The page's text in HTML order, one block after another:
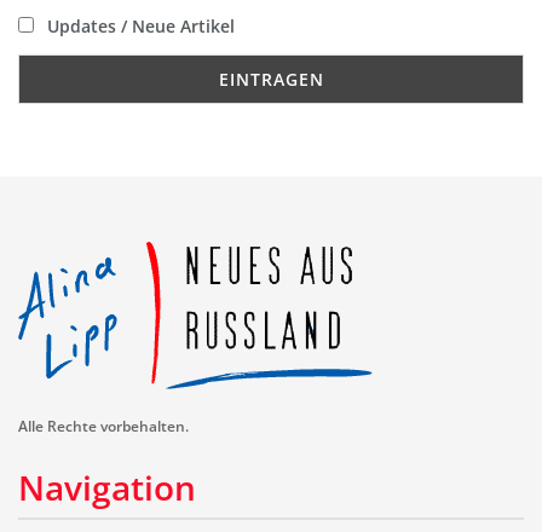
Updates / Neue Artikel
Alle Rechte vorbehalten.
Navigation